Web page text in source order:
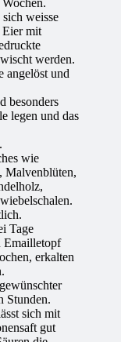
weisse
Eier mit
werden.
angelöst und
besonders
legen und das
wie
Malvenblüten,
Tage
Emailletopf
erkalten
Stunden.
sich mit
gut